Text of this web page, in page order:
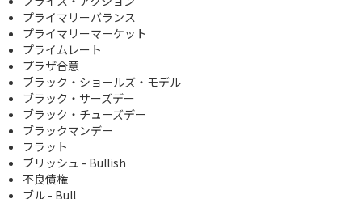
プライマリーバランス
プライマリーマーケット
プライムレート
プラザ合意
ブラック・ショールズ・モデル
ブラック・サーズデー
ブラック・チューズデー
ブラックマンデー
フラット
ブリッシュ - Bullish
不良債権
ブル - Bull